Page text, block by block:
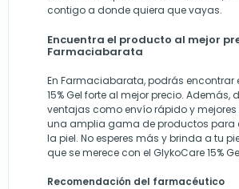
contigo a donde quiera que vayas.
Encuentra el producto al mejor
Farmaciabarata
En Farmaciabarata, podrás encontrar
15% Gel forte al mejor precio. Además,
ventajas como envío rápido y mejores
una amplia gama de productos para
la piel. No esperes más y brinda a tu
que se merece con el GlykoCare 15%
Recomendación del farmacéutico